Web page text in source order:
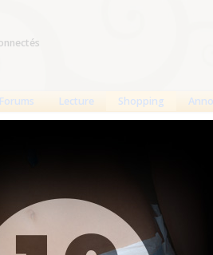
Forums Lecture Shopping
Fabine :
Buntewindel